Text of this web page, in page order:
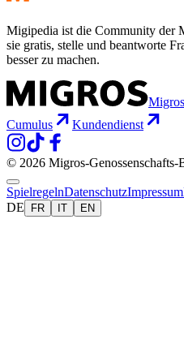
Migipedia ist die Community der
sie gratis, stelle und beantworte
besser zu machen.
Cumulus
Kundendienst
© 2026 Migros-Genossenschafts-
SpielregelnDatenschutzImpressum
DE
FR IT EN